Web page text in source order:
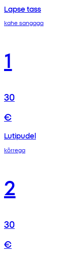
Lapse tass
kahe sangaga
1
30
€
Lutipudel
kõrrega
2
30
€